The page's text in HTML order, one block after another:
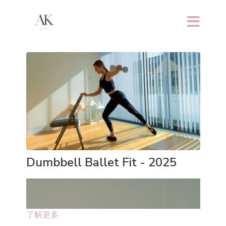
Dumbbell Ballet Fit - 2025
了解更多